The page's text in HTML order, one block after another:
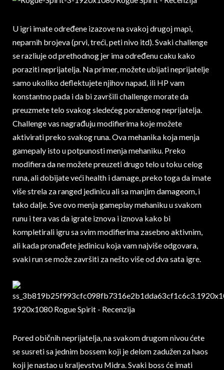
U igri imate određene izazove na svakoj drugoj mapi,
neparnih brojeva (prvi, treći, peti nivo itd). Svaki challenge
se razliuje od prethodnog jer ima određenu caku kako
poraziti neprijatelja. Na primer, možete ubijati neprijatelje
samo ukoliko deflektujete njihov napad, ili HP vam
konstantno pada i da bi završili challenge morate da
preuzmete telo svakog sledećeg poraženog neprijatelja.
Challenge vas nagrađuju modifierima koje možete
aktivirati preko svakog runa. Ova mehanika koja menja
gamepaly isto u potpunosti menja mehaniku. Preko
modifiera da ne možete preuzeti drugo telo u toku celog
runa, ali dobijate veći health i damage, preko toga da imate
više strela za ranged jedinicu ali sa manjim damageom, i
tako dalje. Sve ovo menja gameplay mehaniku u svakom
runu i tera vas da igrate iznova i iznova kako bi
kompletirali igru sa svim modifierima zasebno aktivnim,
ali kada pronađete jedinicu koja vam najviše odgovara,
svaki run se može završiti za nešto više od dva sata igre.
Pored običnih neprijatelja, na svakom drugom nivou ćete
se susreti sa jednim bossem koji je delom zadužen za haos
koji je nastao u kraljevstvu Midra. Svaki boss će imati